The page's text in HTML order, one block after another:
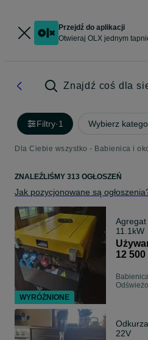
Przejdź do aplikacji
Otwieraj OLX jednym
Znajdź coś dla
Filtry·1 Wybierz
Dla Ciebie wszystko - Babienica i
ZNALEŹLIŚMY 313 OGŁOSZEŃ
Jak pozycjonowane są
11.1kW
12 500
22V
WYRÓŻNIONE